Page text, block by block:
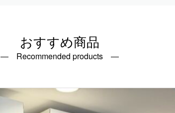
おすすめ商品
― Recommended products ―